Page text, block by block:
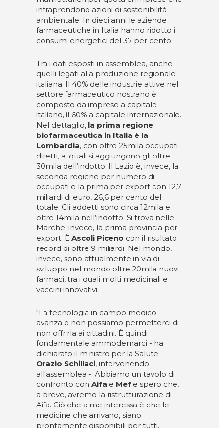
intraprendono azioni di sostenibilità
ambientale. In dieci anni le aziende
farmaceutiche in Italia hanno ridotto i
consumi energetici del 37 per cento.
Tra i dati esposti in assemblea, anche
quelli legati alla produzione regionale
italiana. Il 40% delle industrie attive nel
settore farmaceutico nostrano è
composto da imprese a capitale
italiano, il 60% a capitale internazionale.
Nel dettaglio, la prima regione
biofarmaceutica in Italia è la
Lombardia, con oltre 25mila occupati
diretti, ai quali si aggiungono gli oltre
30mila dell’indotto. Il Lazio è, invece, la
seconda regione per numero di
occupati e la prima per export con 12,7
miliardi di euro, 26,6 per cento del
totale. Gli addetti sono circa 12mila e
oltre 14mila nell’indotto. Si trova nelle
Marche, invece, la prima provincia per
export. È Ascoli Piceno con il risultato
record di oltre 9 miliardi. Nel mondo,
invece, sono attualmente in via di
sviluppo nel mondo oltre 20mila nuovi
farmaci, tra i quali molti medicinali e
vaccini innovativi.
"La tecnologia in campo medico
avanza e non possiamo permetterci di
non offrirla ai cittadini. È quindi
fondamentale ammodernarci - ha
dichiarato il ministro per la Salute
Orazio Schillaci, intervenendo
all'assemblea -. Abbiamo un tavolo di
confronto con Aifa e Mef e spero che,
a breve, avremo la ristrutturazione di
Aifa. Ciò che a me interessa è che le
medicine che arrivano, siano
prontamente disponibili per tutti.